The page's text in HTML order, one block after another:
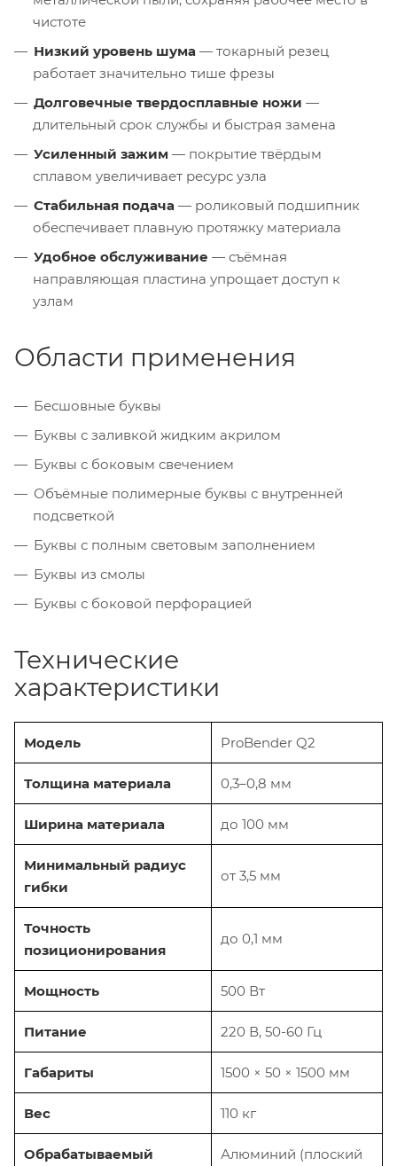
чистоте
Низкий уровень шума — токарный резец
работает значительно тише фрезы
Долговечные твердосплавные ножи —
длительный срок службы и быстрая замена
Усиленный зажим — покрытие твёрдым
сплавом увеличивает ресурс узла
Стабильная подача — роликовый подшипник
обеспечивает плавную протяжку материала
Удобное обслуживание — съёмная
направляющая пластина упрощает доступ к
узлам
Области применения
Бесшовные буквы
Буквы с заливкой жидким акрилом
Буквы с боковым свечением
Объёмные полимерные буквы с внутренней
подсветкой
Буквы с полным световым заполнением
Буквы из смолы
Буквы с боковой перфорацией
Технические
характеристики
Модель ProBender Q2
Толщина материала 0,3–0,8 мм
Ширина материала до 100 мм
Минимальный радиус
гибки
от 3,5 мм
Точность
позиционирования
до 0,1 мм
Мощность 500 Вт
Питание 220 В, 50-60 Гц
Габариты 1500 × 50 × 1500 мм
Вес 110 кг
Обрабатываемый
Алюминий (плоский